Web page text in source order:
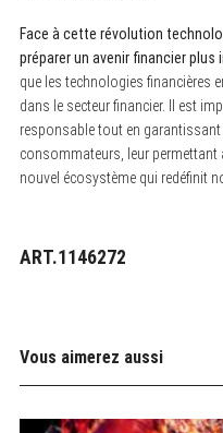
Face à cette révolution
préparer un avenir financier plus
que les technologies financières
dans le secteur financier. Il est
responsable tout en garantissant
consommateurs, leur permettant
nouvel écosystème qui redéfinit
ART.1146272
Vous aimerez aussi